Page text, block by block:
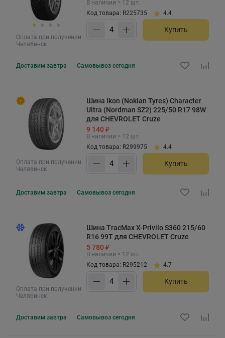
Оплата при получении
Челябинск
В наличии > 12 шт.
Код товара: R225735
4.4
Купить
Доставим завтра Самовывоз сегодня
Оплата при получении
Челябинск
Шина Ikon (Nokian Tyres) Character
Ultra (Nordman SZ2) 225/50 R17 98W
для CHEVROLET Cruze
9 140 ₽
В наличии > 12 шт.
Код товара: R299975
4.4
Купить
Доставим завтра Самовывоз сегодня
Оплата при получении
Челябинск
Шина TracMax X-Privilo S360 215/60
R16 99T для CHEVROLET Cruze
5 780 ₽
В наличии > 12 шт.
Код товара: R295212
4.7
Купить
Доставим завтра Самовывоз сегодня